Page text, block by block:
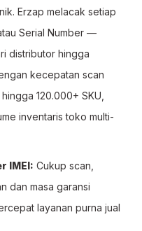
Erzap melacak setiap
Serial Number —
distributor hingga
kecepatan scan
120.000+ SKU,
inventaris toko multi-
IMEI: Cukup scan,
dan masa garansi
layanan purna jual